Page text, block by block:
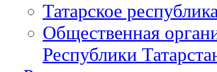
Татарское
Общественная
Республики